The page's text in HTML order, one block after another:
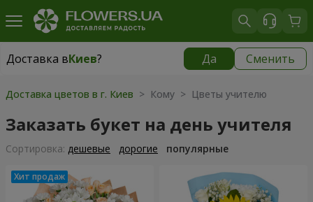
Доставка вКиев? Да Сменить
Доставка вКиев
Доставка цветов в г. Киев > Кому > Цветы учителю
Заказать букет на день учителя
Cортировка: дешевые дорогие популярные